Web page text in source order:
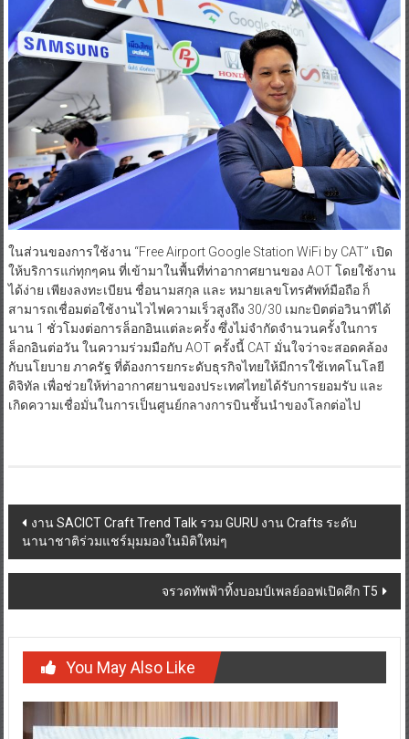
ในส่วนของการใช้งาน “Free Airport Google Station WiFi by CAT” เปิด
ให้บริการแก่ทุกๆคน ที่เข้ามาในพื้นที่ท่าอากาศยานของ AOT โดยใช้งาน
ได้ง่าย เพียงลงทะเบียน ชื่อนามสกุล และ หมายเลขโทรศัพท์มือถือ ก็
สามารถเชื่อมต่อใช้งานไวไฟความเร็วสูงถึง 30/30 เมกะบิตต่อวินาทีได้
นาน 1 ชั่วโมงต่อการล็อกอินแต่ละครั้ง ซึ่งไม่จำกัดจำนวนครั้งในการ
ล็อกอินต่อวัน ในความร่วมมือกับ AOT ครั้งนี้ CAT มั่นใจว่าจะสอดคล้อง
กับนโยบาย ภาครัฐ ที่ต้องการยกระดับธุรกิจไทยให้มีการใช้เทคโนโลยี
ดิจิทัล เพื่อช่วยให้ท่าอากาศยานของประเทศไทยได้รับการยอมรับ และ
เกิดความเชื่อมั่นในการเป็นศูนย์กลางการบินชั้นนำของโลกต่อไป
Post
navigation
งาน SACICT Craft Trend Talk รวม GURU งาน Crafts ระดับ
นานาชาติร่วมแชร์มุมมองในมิติใหม่ๆ
จรวดทัพฟ้าทิ้งบอมป์เพลย์ออฟเปิดศึก T5
You May Also Like